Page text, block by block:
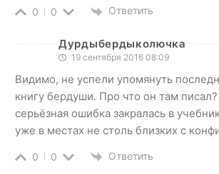
0 0 Ответить
Дурдыбердыколючка
19 сентября 2016 08:09
Видимо, не успели упомянуть
книгу бердуши. Про что он там писал?
серьёзная ошибка закралась в
уже в местах не столь близких с
0 0 Ответить